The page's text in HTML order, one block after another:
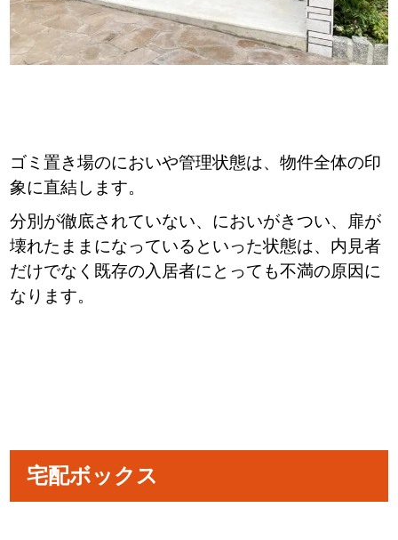
ゴミ置き場のにおいや管理状態は、物件全体の印
象に直結します。
分別が徹底されていない、においがきつい、扉が
壊れたままになっているといった状態は、内見者
だけでなく既存の入居者にとっても不満の原因に
なります。
宅配ボックス